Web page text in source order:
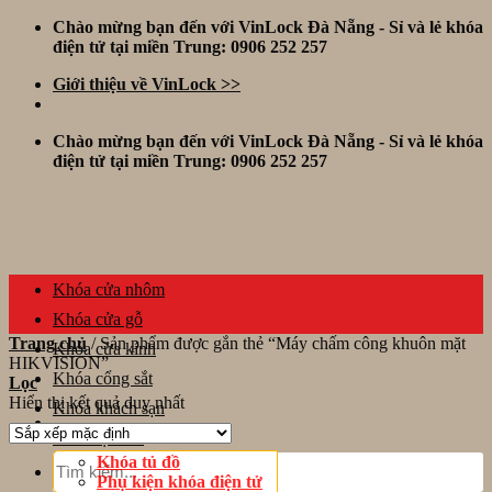
Skip
Chào mừng bạn đến với VinLock Đà Nẵng - Sỉ và lẻ khóa
điện tử tại miền Trung: 0906 252 257
Giới thiệu về VinLock >>
Chào mừng bạn đến với VinLock Đà Nẵng - Sỉ và lẻ khóa
điện tử tại miền Trung: 0906 252 257
Tìm
kiếm:
Khóa cửa nhôm
Khóa cửa gỗ
Khóa cửa kính
Khóa cổng sắt
Khóa khách sạn
Thiết bị khác
Khóa tủ đồ
Phụ kiện khóa điện tử
Trang chủ /Sản phẩm được gắn thẻ “Máy chấm công khuôn mặt
HIKVISION”
Lọc
Hiển thị kết quả duy nhất